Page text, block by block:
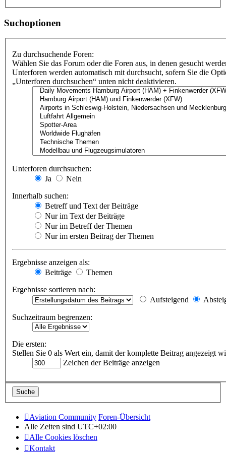
Suchoptionen
Zu durchsuchende Foren:
Wählen Sie das Forum oder die Foren aus, in denen gesucht
Unterforen werden automatisch mit durchsucht, sofern Sie die
„Unterforen durchsuchen“ unten nicht deaktivieren.
Unterforen durchsuchen:
Ja
Nein
Innerhalb suchen:
Betreff und Text der Beiträge
Nur im Text der Beiträge
Nur im Betreff der Themen
Nur im ersten Beitrag der Themen
Ergebnisse anzeigen als:
Beiträge
Themen
Ergebnisse sortieren nach:
Aufsteigend
Suchzeitraum begrenzen:
Die ersten:
Stellen Sie 0 als Wert ein, damit der komplette Beitrag angezeigt
Zeichen der Beiträge anzeigen
Aviation Community Foren-Übersicht
Alle Zeiten sind UTC+02:00
Alle Cookies löschen
Kontakt